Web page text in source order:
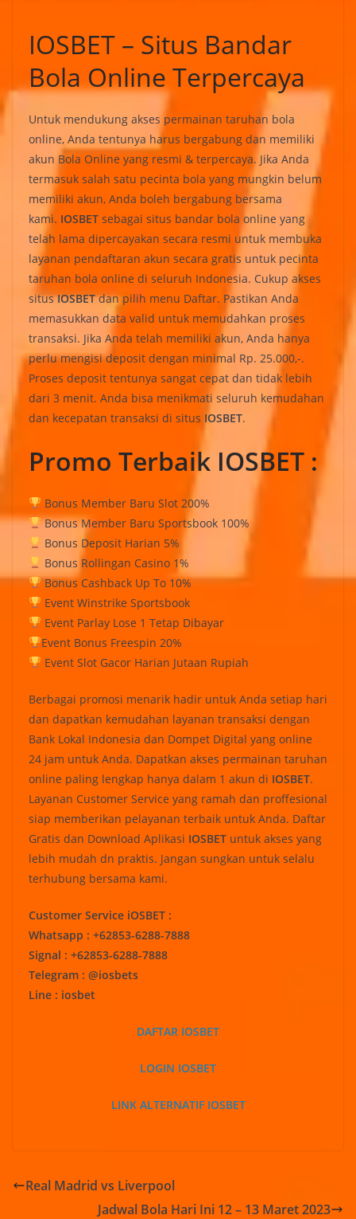
IOSBET – Situs Bandar
Bola Online Terpercaya
Untuk mendukung akses permainan taruhan bola
online, Anda tentunya harus bergabung dan memiliki
akun Bola Online yang resmi & terpercaya. Jika Anda
termasuk salah satu pecinta bola yang mungkin belum
memiliki akun, Anda boleh bergabung bersama
kami. IOSBET sebagai situs bandar bola online yang
telah lama dipercayakan secara resmi untuk membuka
layanan pendaftaran akun secara gratis untuk pecinta
taruhan bola online di seluruh Indonesia. Cukup akses
situsIOSBETdan pilih menu Daftar. Pastikan Anda
memasukkan data valid untuk memudahkan proses
transaksi. Jika Anda telah memiliki akun, Anda hanya
perlu mengisi deposit dengan minimal Rp. 25.000,-.
Proses deposit tentunya sangat cepat dan tidak lebih
dari 3 menit. Anda bisa menikmati seluruh kemudahan
dan kecepatan transaksi di situs IOSBET.
Promo Terbaik IOSBET :
Bonus Member Baru Slot 200%
Bonus Member Baru Sportsbook 100%
Bonus Deposit Harian 5%
Bonus Rollingan Casino 1%
Bonus Cashback Up To 10%
Event Winstrike Sportsbook
Event Parlay Lose 1 Tetap Dibayar
Event Bonus Freespin 20%
Event Slot Gacor Harian Jutaan Rupiah
Berbagai promosi menarik hadir untuk Anda setiap hari
dan dapatkan kemudahan layanan transaksi dengan
Bank Lokal Indonesia dan Dompet Digital yang online
24 jam untuk Anda. Dapatkan akses permainan taruhan
online paling lengkap hanya dalam 1 akun di IOSBET.
Layanan Customer Service yang ramah dan proffesional
siap memberikan pelayanan terbaik untuk Anda. Daftar
Gratis dan Download Aplikasi IOSBET untuk akses yang
lebih mudah dn praktis. Jangan sungkan untuk selalu
terhubung bersama kami.
Customer Service iOSBET :
Whatsapp : +62853-6288-7888
Signal : +62853-6288-7888
Telegram : @iosbets
Line : iosbet
DAFTAR IOSBET
LOGIN IOSBET
LINK ALTERNATIF IOSBET
Real Madrid vs Liverpool
Jadwal Bola Hari Ini 12 – 13 Maret 2023